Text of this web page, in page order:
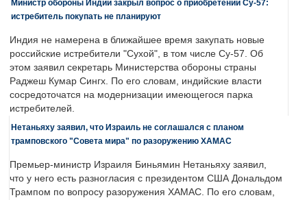
Министр обороны Индии закрыл вопрос о приобретении Су-57:
истребитель покупать не планируют
Индия не намерена в ближайшее время закупать новые
российские истребители "Сухой", в том числе Су-57. Об
этом заявил секретарь Министерства обороны страны
Раджеш Кумар Сингх. По его словам, индийские власти
сосредоточатся на модернизации имеющегося парка
истребителей.
Нетаньяху заявил, что Израиль не соглашался с планом
трамповского "Совета мира" по разоружению ХАМАС
Премьер-министр Израиля Биньямин Нетаньяху заявил,
что у него есть разногласия с президентом США Дональдом
Трампом по вопросу разоружения ХАМАС. По его словам,